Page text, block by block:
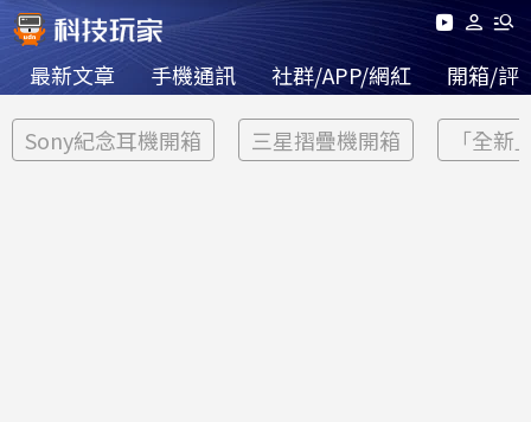
最新文章 手機通訊 社群/APP/網紅 開箱/評
Sony紀念耳機開箱 三星摺疊機開箱 「全新